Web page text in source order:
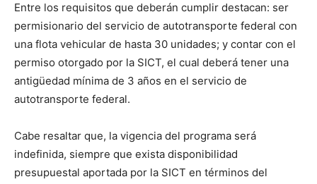
Entre los requisitos que deberán cumplir destacan: ser
permisionario del servicio de autotransporte federal con
una flota vehicular de hasta 30 unidades; y contar con el
permiso otorgado por la SICT, el cual deberá tener una
antigüedad mínima de 3 años en el servicio de
autotransporte federal.
Cabe resaltar que, la vigencia del programa será
indefinida, siempre que exista disponibilidad
presupuestal aportada por la SICT en términos del